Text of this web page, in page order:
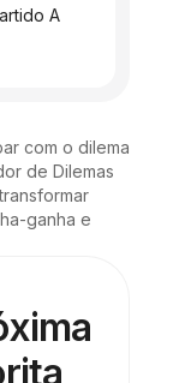
com o dilema
de Dilemas
ganha e